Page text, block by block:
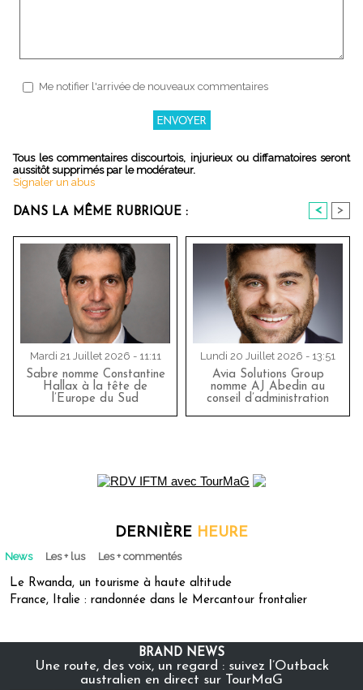
Me notifier l'arrivée de nouveaux commentaires
Tous les commentaires discourtois, injurieux ou diffamatoires seront
aussitôt supprimés par le modérateur.
Signaler un abus
DANS LA MÊME RUBRIQUE : < >
Mardi 21 Juillet 2026 - 11:11
Sabre nomme Constantine
Hallax à la tête de
l’Europe du Sud
Lundi 20 Juillet 2026 - 13:51
Avia Solutions Group
nomme AJ Abedin au
conseil d’administration
DERNIÈRE HEURE
News Les + lus Les + commentés
Le Rwanda, un tourisme à haute altitude
France, Italie : randonnée dans le Mercantour frontalier
BRAND NEWS
Une route, des voix, un regard : suivez l’Outback
australien en direct sur TourMaG